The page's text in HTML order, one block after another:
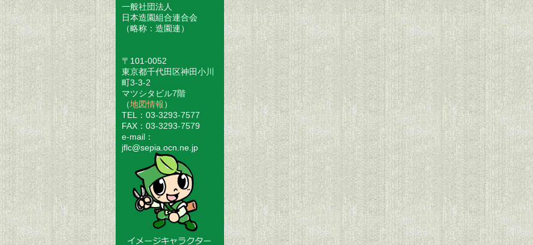
一般社団法人
日本造園組合連合会
（略称：造園連）
〒101-0052
東京都千代田区神田小川
町3-3-2
マツシタビル7階
（地図情報）
TEL：03-3293-7577
FAX：03-3293-7579
e-mail：
jflc@sepia.ocn.ne.jp